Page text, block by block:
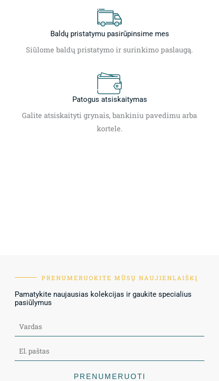
Baldų pristatymu pasirūpinsime mes
Siūlome baldų pristatymo ir surinkimo paslaugą.
Patogus atsiskaitymas
Galite atsiskaityti grynais, bankiniu pavedimu arba
kortele.
PRENUMERUOKITE MŪSŲ NAUJIENLAIŠKĮ
Pamatykite naujausias kolekcijas ir gaukite specialius
pasiūlymus
PRENUMERUOTI